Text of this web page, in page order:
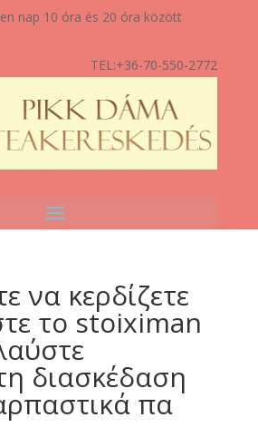
nap 10 óra és 20 óra között
TEL:+36-70-550-2772
να κερδίζετε
το stoiximan
διασκέδαση
πα